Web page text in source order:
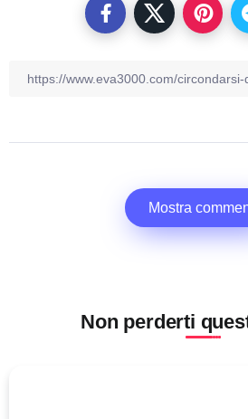
Mostra
Non perderti